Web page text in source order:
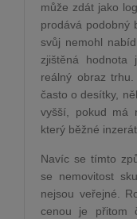
může zdát jako
prodává podobný
svůj nemohl
zjištěná hodnota
reálný obraz
často o desítky,
vyšší, pokud má
který běžné
Navíc se tímto
se nemovitost
nejsou veřejné.
cenou je přitom